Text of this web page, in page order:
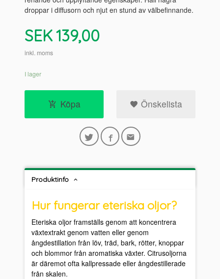
droppar i diffusorn och njut en stund av välbefinnande.
Pris
SEK139,00
inkl. moms
I lager
Köpa Önskelista
Produktinfo
Hur fungerar eteriska oljor?
Eteriska oljor framställs genom att koncentrera
växtextrakt genom vatten eller genom
ångdestillation från löv, träd, bark, rötter, knoppar
och blommor från aromatiska växter. Citrusoljorna
är däremot ofta kallpressade eller ångdestillerade
från skalen.